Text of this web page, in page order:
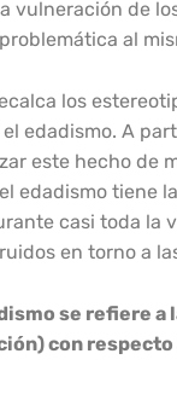
vulneración de
al
los
edadismo. A
este hecho de
edadismo tiene
casi toda la
en torno a
se refiere
con respecto